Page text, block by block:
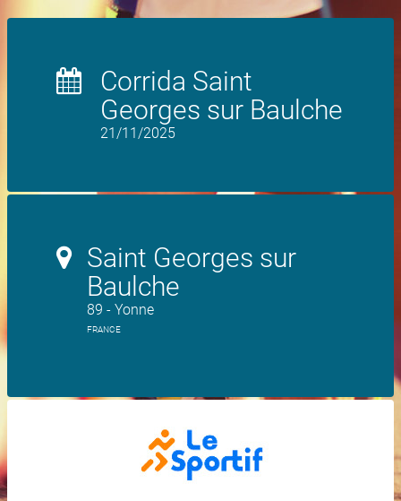
Corrida Saint
Georges sur Baulche
21/11/2025
Saint Georges sur
Baulche
89 - Yonne
FRANCE